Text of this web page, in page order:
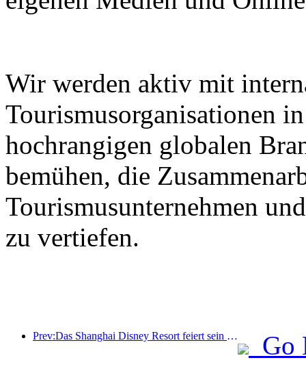
Wir werden aktiv mit
Tourismusorganisationen
hochrangigen globalen
bemühen, die
Tourismusunternehmen
zu vertiefen.
Prev:Das Shanghai Disney Resort feiert sein 10-jähriges Bestehen und hat bis heute über 100 Millionen Besucher empfangen.
Go